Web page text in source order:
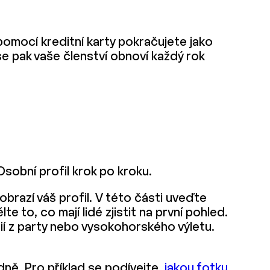
kreditní karty pokračujete jako
pak vaše členství obnoví každý rok
profil krok po kroku.
váš profil. V této části uveďte
to, co mají lidé zjistit na první pohled.
party nebo vysokohorského výletu.